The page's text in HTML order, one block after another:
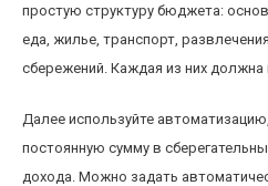
простую структуру бюджета:
еда, жилье, транспорт,
сбережений. Каждая из них
Далее используйте
постоянную сумму в
дохода. Можно задать